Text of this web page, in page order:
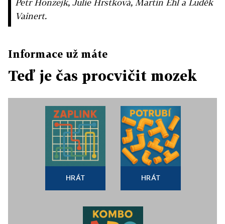
Vainert.
Informace už máte
Teď je čas procvičit mozek
HRÁT HRÁT